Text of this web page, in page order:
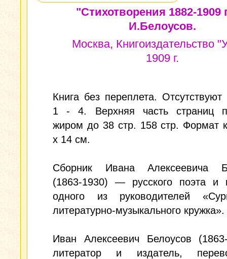
"Стихотворения 1882-1909
И.Белоусов.
Москва, Книгоиздательство
1909 г.
Книга без переплета. Отсутствуют
1 - 4. Верхняя часть страниц
жиром до 38 стр. 158 стр. Формат
х 14 см.
Сборник Ивана Алексеевича
(1863-1930) — русского поэта и
одного из руководителей
литературно-музыкального кружка».
Иван Алексеевич Белоусов
литератор и издатель,